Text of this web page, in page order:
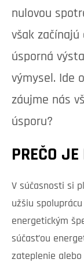
nulovou
však
úsporná
výmysel. Ide
záujme nás
úsporu?
PREČO
V súčasnosti si
užšiu
energetickým
súčasťou
zateplenie